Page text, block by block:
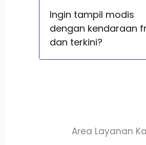
Ingin tampil modis
dengan kendaraan
dan terkini?
Area Layanan